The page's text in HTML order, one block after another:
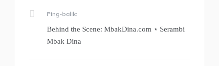
Ping-balik:
Behind the Scene: MbakDina.com ⋆ Serambi
Mbak Dina